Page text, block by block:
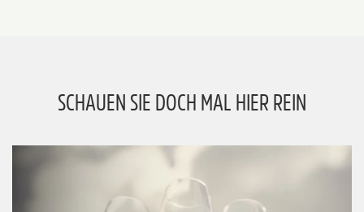
SCHAUEN SIE DOCH MAL HIER REIN